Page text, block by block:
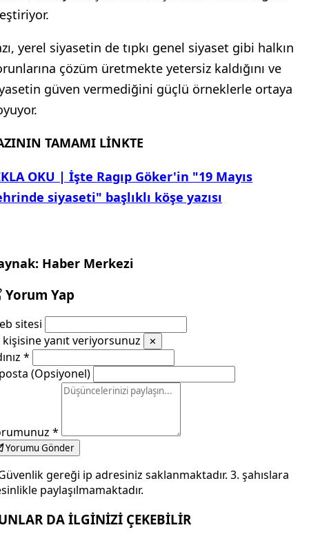
yerel siyasetin de tıpkı genel siyaset gibi halkın
çözüm üretmekte yetersiz kaldığını ve
güven vermediğini güçlü örneklerle ortaya
TAMAMI LİNKTE
OKU | İşte Ragıp Göker'in "19 Mayıs
siyaseti" başlıklı köşe yazısı
Haber Merkezi
Yorum Yap
sitesi
kişisine yanıt veriyorsunuz
✕
*
(Opsiyonel)
*
Yorumu Gönder
gereği ip adresiniz saklanmaktadır. 3. şahıslara
paylaşılmamaktadır.
DA İLGİNİZİ ÇEKEBİLİR